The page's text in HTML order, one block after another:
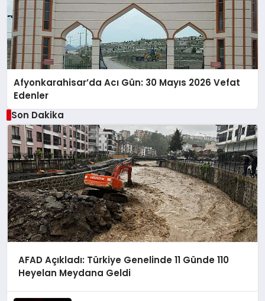
Afyonkarahisar’da Acı Gün: 30 Mayıs 2026 Vefat
Edenler
Son Dakika
AFAD Açıkladı: Türkiye Genelinde 11 Günde 110
Heyelan Meydana Geldi